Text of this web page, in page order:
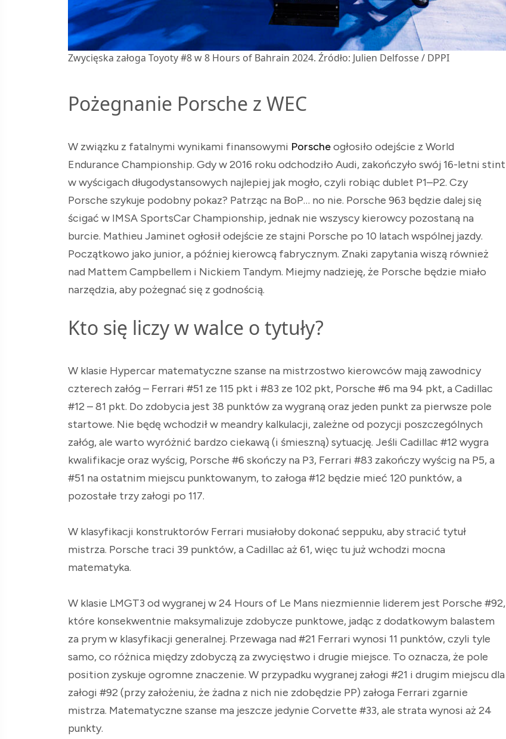
Zwycięska załoga Toyoty #8 w 8 Hours of Bahrain 2024. Źródło: Julien Delfosse / DPPI
Pożegnanie Porsche z WEC
W związku z fatalnymi wynikami finansowymi Porscheogłosiło odejście z World
Endurance Championship. Gdy w 2016 roku odchodziło Audi, zakończyło swój 16-letni stint
w wyścigach długodystansowych najlepiej jak mogło, czyli robiąc dublet P1–P2. Czy
Porsche szykuje podobny pokaz? Patrząc na BoP… no nie. Porsche 963 będzie dalej się
ścigać w IMSA SportsCar Championship, jednak nie wszyscy kierowcy pozostaną na
burcie. Mathieu Jaminet ogłosił odejście ze stajni Porsche po 10 latach wspólnej jazdy.
Początkowo jako junior, a później kierowcą fabrycznym. Znaki zapytania wiszą również
nad Mattem Campbellem i Nickiem Tandym. Miejmy nadzieję, że Porsche będzie miało
narzędzia, aby pożegnać się z godnością.
Kto się liczy w walce o tytuły?
W klasie Hypercar matematyczne szanse na mistrzostwo kierowców mają zawodnicy
czterech załóg – Ferrari #51 ze 115 pkt i #83 ze 102 pkt, Porsche #6 ma 94 pkt, a Cadillac
#12 – 81 pkt. Do zdobycia jest 38 punktów za wygraną oraz jeden punkt za pierwsze pole
startowe. Nie będę wchodził w meandry kalkulacji, zależne od pozycji poszczególnych
załóg, ale warto wyróżnić bardzo ciekawą (i śmieszną) sytuację. Jeśli Cadillac #12 wygra
kwalifikacje oraz wyścig, Porsche #6 skończy na P3, Ferrari #83 zakończy wyścig na P5, a
#51 na ostatnim miejscu punktowanym, to załoga #12 będzie mieć 120 punktów, a
pozostałe trzy załogi po 117.
W klasyfikacji konstruktorów Ferrari musiałoby dokonać seppuku, aby stracić tytuł
mistrza. Porsche traci 39 punktów, a Cadillac aż 61, więc tu już wchodzi mocna
matematyka.
W klasie LMGT3 od wygranej w 24 Hours of Le Mans niezmiennie liderem jest Porsche #92,
które konsekwentnie maksymalizuje zdobycze punktowe, jadąc z dodatkowym balastem
za prym w klasyfikacji generalnej. Przewaga nad #21 Ferrari wynosi 11 punktów, czyli tyle
samo, co różnica między zdobyczą za zwycięstwo i drugie miejsce. To oznacza, że pole
position zyskuje ogromne znaczenie. W przypadku wygranej załogi #21 i drugim miejscu dla
załogi #92 (przy założeniu, że żadna z nich nie zdobędzie PP) załoga Ferrari zgarnie
mistrza. Matematyczne szanse ma jeszcze jedynie Corvette #33, ale strata wynosi aż 24
punkty.